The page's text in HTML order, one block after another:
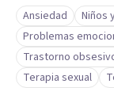
Ansiedad Niños
Problemas
Trastorno
Terapia sexual